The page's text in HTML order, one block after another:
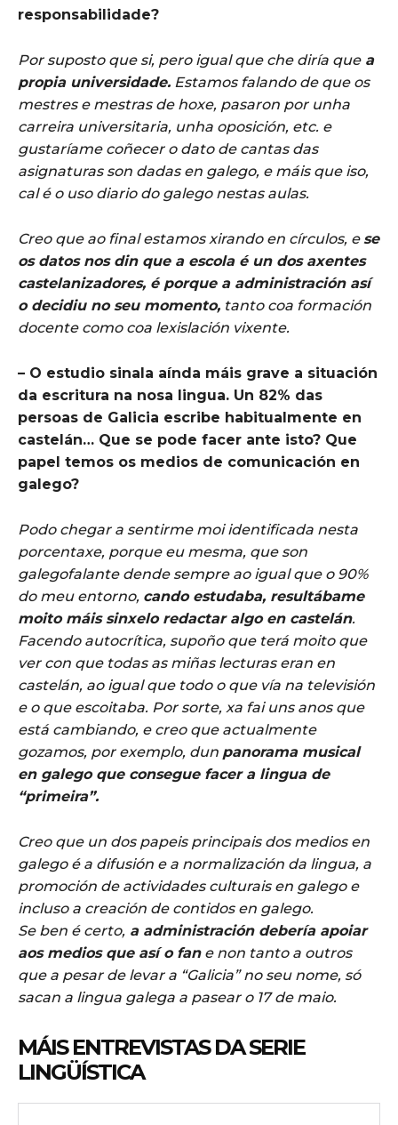
responsabilidade?
Por suposto que si, pero igual que che diría quea
propia universidade. Estamos falando de que os
mestres e mestras de hoxe, pasaron por unha
carreira universitaria, unha oposición, etc. e
gustaríame coñecer o dato de cantas das
asignaturas son dadas en galego, e máis que iso,
cal é o uso diario do galego nestas aulas.
Creo que ao final estamos xirando en círculos, ese
os datos nos din que a escola é un dos axentes
castelanizadores, é porque a administración así
o decidiu no seu momento, tanto coa formación
docente como coa lexislación vixente.
– O estudio sinala aínda máis grave a situación
da escritura na nosa lingua. Un 82% das
persoas de Galicia escribe habitualmente en
castelán… Que se pode facer ante isto? Que
papel temos os medios de comunicación en
galego?
Podo chegar a sentirme moi identificada nesta
porcentaxe, porque eu mesma, que son
galegofalante dende sempre ao igual que o 90%
do meu entorno, cando estudaba, resultábame
moito máis sinxelo redactar algo en castelán.
Facendo autocrítica, supoño que terá moito que
ver con que todas as miñas lecturas eran en
castelán, ao igual que todo o que vía na televisión
e o que escoitaba. Por sorte, xa fai uns anos que
está cambiando, e creo que actualmente
gozamos, por exemplo, dun panorama musical
en galego que consegue facer a lingua de
“primeira”.
Creo que un dos papeis principais dos medios en
galego é a difusión e a normalización da lingua, a
promoción de actividades culturais en galego e
incluso a creación de contidos en galego.
Se ben é certo, a administración debería apoiar
aos medios que así o fane non tanto a outros
que a pesar de levar a “Galicia” no seu nome, só
sacan a lingua galega a pasear o 17 de maio.
MÁIS ENTREVISTAS DA SERIE
LINGÜÍSTICA